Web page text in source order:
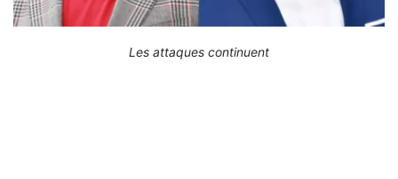
Les attaques continuent